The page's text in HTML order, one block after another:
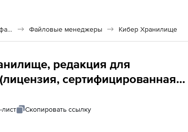
Программное обеспечение для работы с файлами и дисками Файловые менеджеры Кибер Хранилище
редакция для
сертифицированная
лист Скопировать ссылку